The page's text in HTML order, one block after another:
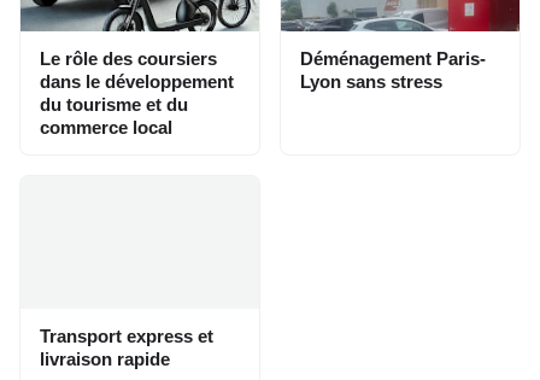
Le rôle des coursiers
dans le développement
du tourisme et du
commerce local
Déménagement Paris-
Lyon sans stress
Transport express et
livraison rapide